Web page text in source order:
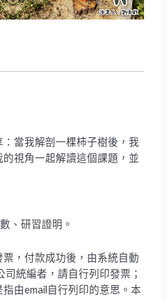
當我解剖一棵柿子樹後，我
視角一起解讀這個課題，並
、研習證明。
，付款成功後，由系統自動
統編者，請自行列印發票；
由email自行列印的意思。本